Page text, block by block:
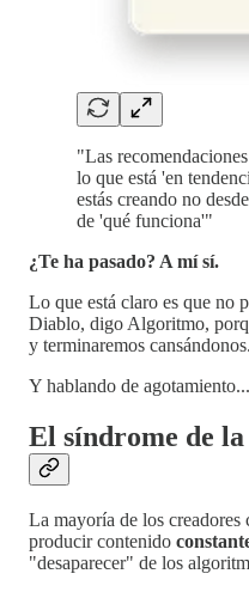
"Las
lo que está 'en
estás creando no
de 'qué funciona'"
¿Te ha pasado? A mí sí.
Lo que está claro es que no
Diablo, digo Algoritmo,
y terminaremos cansándonos.
Y hablando de agotamiento...
El síndrome de
La mayoría de los creadores
producir contenido
"desaparecer" de los